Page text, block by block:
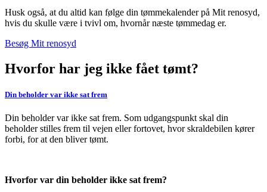
Husk også, at du altid kan følge din tømmekalender på Mit renosyd,
hvis du skulle være i tvivl om, hvornår næste tømmedag er.
Besøg Mit renosyd
Hvorfor har jeg ikke fået tømt?
Din beholder var ikke sat frem
Din beholder var ikke sat frem. Som udgangspunkt skal din
beholder stilles frem til vejen eller fortovet, hvor skraldebilen kører
forbi, for at den bliver tømt.
Hvorfor var din beholder ikke sat frem?